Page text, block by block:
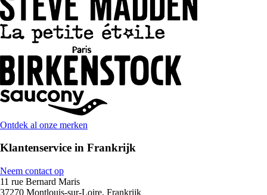
Ontdek al onze merken
Klantenservice in Frankrijk
Neem contact op
11 rue Bernard Maris
37270 Montlouis-sur-Loire, Frankrijk